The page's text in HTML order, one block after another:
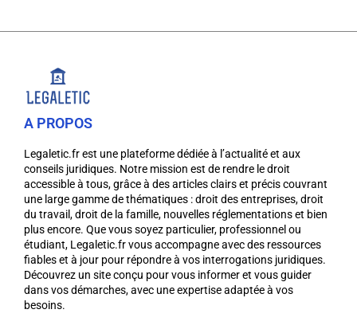
A PROPOS
Legaletic.fr est une plateforme dédiée à l’actualité et aux
conseils juridiques. Notre mission est de rendre le droit
accessible à tous, grâce à des articles clairs et précis couvrant
une large gamme de thématiques : droit des entreprises, droit
du travail, droit de la famille, nouvelles réglementations et bien
plus encore. Que vous soyez particulier, professionnel ou
étudiant, Legaletic.fr vous accompagne avec des ressources
fiables et à jour pour répondre à vos interrogations juridiques.
Découvrez un site conçu pour vous informer et vous guider
dans vos démarches, avec une expertise adaptée à vos
besoins.